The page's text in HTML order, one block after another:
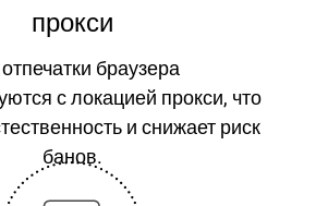
прокси
браузера
с локацией прокси, что
и снижает риск
банов.